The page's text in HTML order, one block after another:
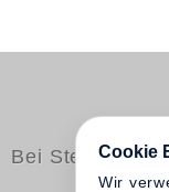
Bei SteidlCookie
Wir